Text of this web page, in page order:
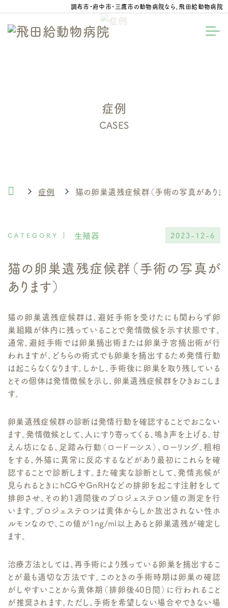
調布市・府中市・三鷹市の動物病院なら、飛田給動物病院
症例
CASES
症例 猫の卵巣遺残症候群（手術の写真がありま
生殖器 2023-12-6
猫の卵巣遺残症候群（手術の写真が
あります）
猫の卵巣遺残症候群は、避妊手術を受けたにも関わらず卵
巣組織が体内に残っていることで発情徴候を示す状態です。
通常、避妊手術では卵巣摘出術または卵巣子宮摘出術が行
われますが、どちらの術式でも卵巣を摘出するため発情行動
は起こらなくなります。しかし、手術後に卵巣を取り残している
とその個体は発情徴候を示し、卵巣遺残症候群をひきおこしま
す。
卵巣遺残症候群の診断は発情行動を確認することでおこない
ます。発情徴候として、人にすり寄ってくる、鳴き声を上げる、甘
えん坊になる、足踏み行動（ロードーシス）、ローリング、粗相
をする、外猫に異常に反応するなどがあり最初にこれらを確
認することで診断します。また確実な診断として、発情兆候が
見られるときにhCGやGnRHなどの排卵を起こす注射をして
排卵させ、その約1週間後のプロジェステロン値の測定を行
います。プロジェステロンは黄体からしか放出されない性ホ
ルモンなので、この値が1ng/ml以上あると卵巣遺残が確定し
ます。
治療方法としては、再手術により残っている卵巣を摘出するこ
とが最も適切な方法です。このときの手術時期は卵巣の確認
がしやすいことから黄体期（排卵後40日間）に行われること
が推奨されます。ただし、手術を希望しない場合やできない場